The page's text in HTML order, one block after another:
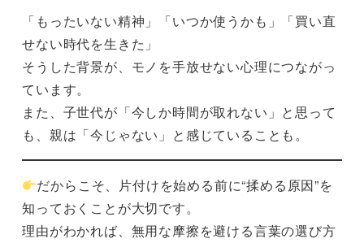
「もったいない精神」「いつか使うかも」「買い直
せない時代を生きた」
そうした背景が、モノを手放せない心理につながっ
ています。
また、子世代が「今しか時間が取れない」と思って
も、親は「今じゃない」と感じていることも。
だからこそ、片付けを始める前に“揉める原因”を
知っておくことが大切です。
理由がわかれば、無用な摩擦を避ける言葉の選び方